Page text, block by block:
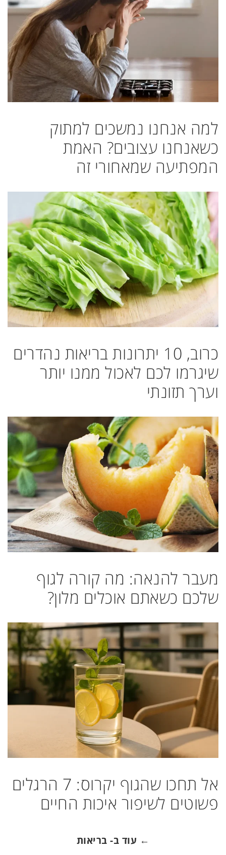
למה אנחנו נמשכים למתוק
כשאנחנו עצובים? האמת
המפתיעה שמאחורי זה
כרוב, 10 יתרונות בריאות נהדרים
שיגרמו לכם לאכול ממנו יותר
וערך תזונתי
מעבר להנאה: מה קורה לגוף
שלכם כשאתם אוכלים מלון?
אל תחכו שהגוף יקרוס: 7 הרגלים
פשוטים לשיפור איכות החיים
← עוד ב- בריאות